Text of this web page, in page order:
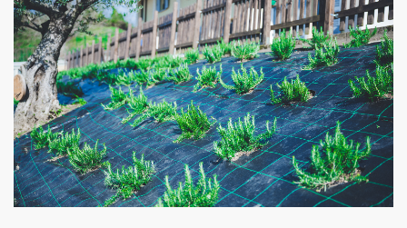
zwischen Design, Architektur und dem Bedürfnis nach […]